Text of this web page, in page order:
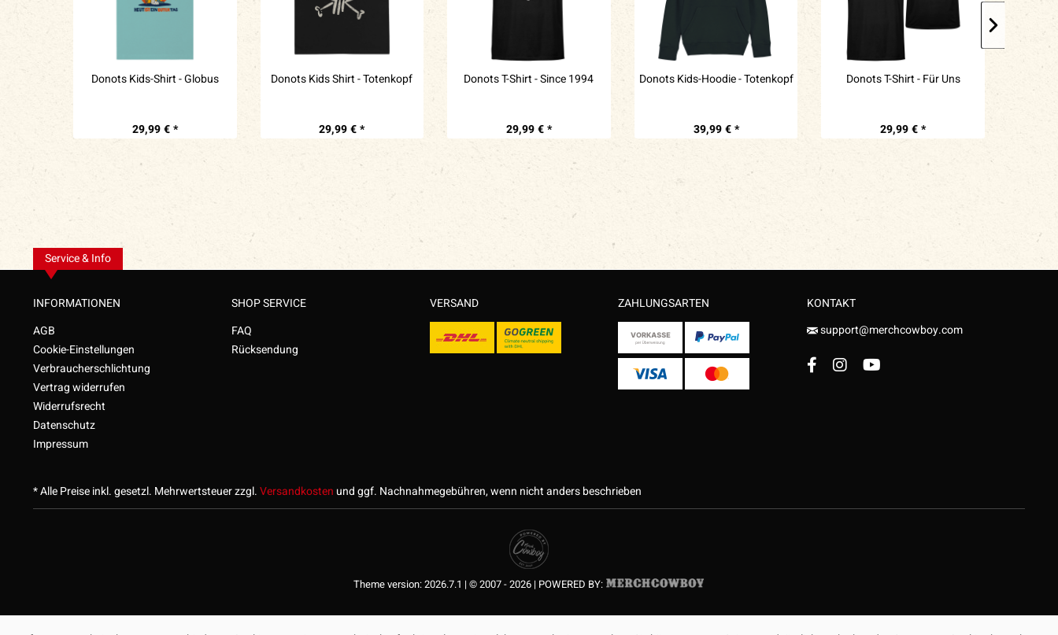
Donots Kids-Shirt - Globus
29,99 € *
Donots Kids Shirt - Totenkopf
29,99 € *
Donots T-Shirt - Since 1994
29,99 € *
Donots Kids-Hoodie - Totenkopf
39,99 € *
Donots T-Shirt - Für Uns
29,99 € *
Service & Info
INFORMATIONEN
AGB
Cookie-Einstellungen
Verbraucherschlichtung
Vertrag widerrufen
Widerrufsrecht
Datenschutz
Impressum
SHOP SERVICE
FAQ
Rücksendung
VERSAND ZAHLUNGSARTEN
KONTAKT
support@merchcowboy.com
* Alle Preise inkl. gesetzl. Mehrwertsteuer zzgl.Versandkosten und ggf. Nachnahmegebühren, wenn nicht anders beschrieben
Theme version: 2026.7.1 | © 2007 - 2026 | POWERED BY: